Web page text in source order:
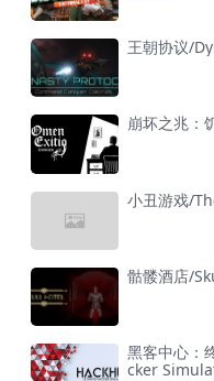
王朝协议/
崩坏之兆：
小丑游戏/
骷髅酒店/
黑客中心：
cker